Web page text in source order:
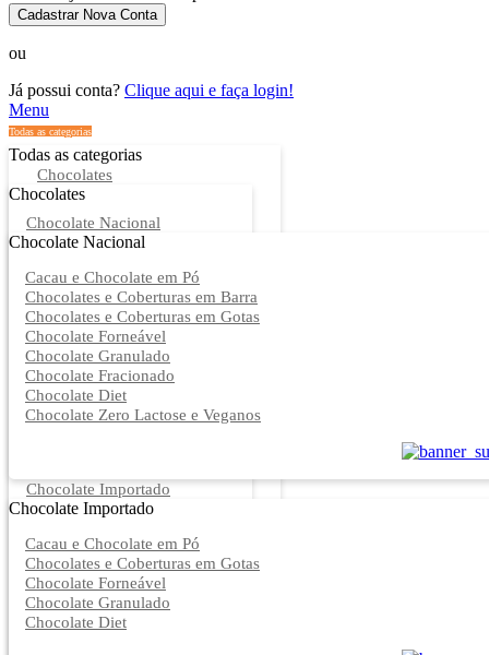
Cadastrar Nova Conta
ou
Já possui conta? Clique aqui e faça login!
Menu
Todas as categorias
Todas as categorias
Chocolates
Chocolates
Chocolate Nacional
Chocolate Nacional
Cacau e Chocolate em Pó
Chocolates e Coberturas em Barra
Chocolates e Coberturas em Gotas
Chocolate Forneável
Chocolate Granulado
Chocolate Fracionado
Chocolate Diet
Chocolate Zero Lactose e Veganos
Chocolate Importado
Chocolate Importado
Cacau e Chocolate em Pó
Chocolates e Coberturas em Gotas
Chocolate Forneável
Chocolate Granulado
Chocolate Diet